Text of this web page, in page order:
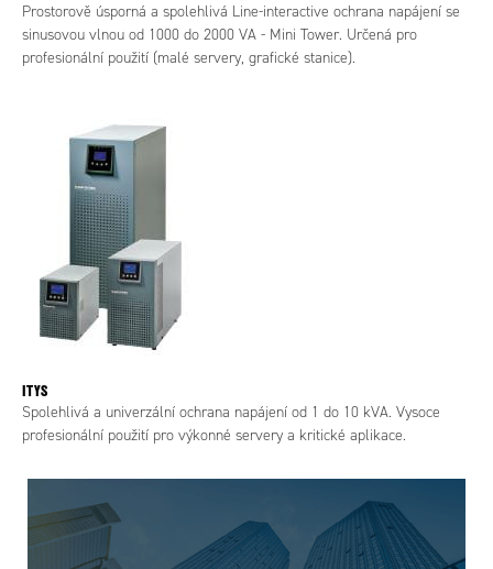
Prostorově úsporná a spolehlivá Line-interactive ochrana napájení se
sinusovou vlnou od 1000 do 2000 VA - Mini Tower. Určená pro
profesionální použití (malé servery, grafické stanice).
ITYS
Spolehlivá a univerzální ochrana napájení od 1 do 10 kVA. Vysoce
profesionální použití pro výkonné servery a kritické aplikace.